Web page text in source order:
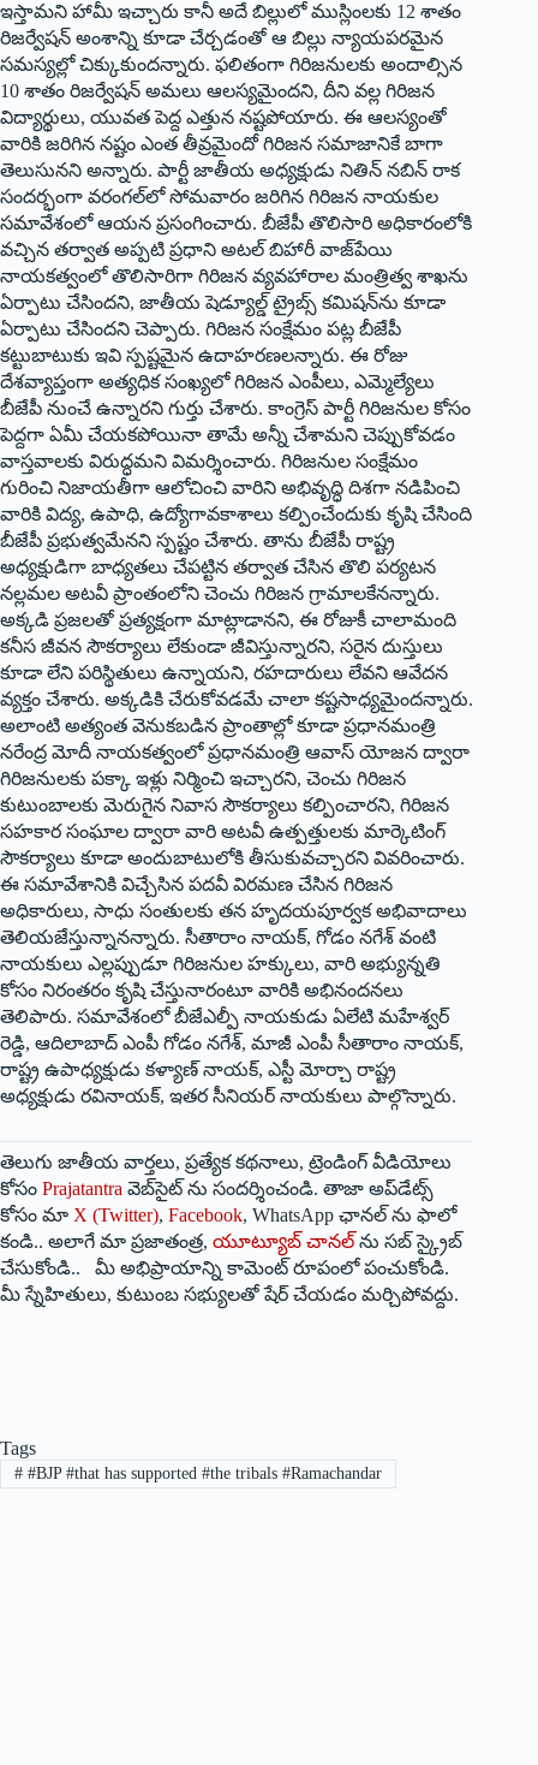
ఇస్తామని హామీ ఇచ్చారు కానీ అదే బిల్లులో ముస్లింలకు 12 శాతం
రిజర్వేషన్ అంశాన్ని కూడా చేర్చడంతో ఆ బిల్లు న్యాయపరమైన
సమస్యల్లో చిక్కుకుందన్నారు. ఫలితంగా గిరిజనులకు అందాల్సిన
10 శాతం రిజర్వేషన్ అమలు ఆలస్యమైందని, దీని వల్ల గిరిజన
విద్యార్థులు, యువత పెద్ద ఎత్తున నష్టపోయారు. ఈ ఆలస్యంతో
వారికి జరిగిన నష్టం ఎంత తీవ్రమైందో గిరిజన సమాజానికే బాగా
తెలుసునని అన్నారు. పార్టీ జాతీయ అధ్యక్షుడు నితిన్ నబిన్ రాక
సందర్భంగా వరంగల్‌లో సోమవారం జరిగిన గిరిజన నాయకుల
సమావేశంలో ఆయన ప్రసంగించారు. బీజేపీ తొలిసారి అధికారంలోకి
వచ్చిన తర్వాత అప్పటి ప్రధాని అటల్ బిహారీ వాజ్‌పేయి
నాయకత్వంలో తొలిసారిగా గిరిజన వ్యవహారాల మంత్రిత్వ శాఖను
ఏర్పాటు చేసిందని, జాతీయ షెడ్యూల్డ్ ట్రైబ్స్ కమిషన్‌ను కూడా
ఏర్పాటు చేసిందని చెప్పారు. గిరిజన సంక్షేమం పట్ల బీజేపీ
కట్టుబాటుకు ఇవి స్పష్టమైన ఉదాహరణలన్నారు. ఈ రోజు
దేశవ్యాప్తంగా అత్యధిక సంఖ్యలో గిరిజన ఎంపీలు, ఎమ్మెల్యేలు
బీజేపీ నుంచే ఉన్నారని గుర్తు చేశారు. కాంగ్రెస్ పార్టీ గిరిజనుల కోసం
పెద్దగా ఏమీ చేయకపోయినా తామే అన్నీ చేశామని చెప్పుకోవడం
వాస్తవాలకు విరుద్ధమని విమర్శించారు. గిరిజనుల సంక్షేమం
గురించి నిజాయతీగా ఆలోచించి వారిని అభివృద్ధి దిశగా నడిపించి
వారికి విద్య, ఉపాధి, ఉద్యోగావకాశాలు కల్పించేందుకు కృషి చేసింది
బీజేపీ ప్రభుత్వమేనని స్పష్టం చేశారు. తాను బీజేపీ రాష్ట్ర
అధ్యక్షుడిగా బాధ్యతలు చేపట్టిన తర్వాత చేసిన తొలి పర్యటన
నల్లమల అటవీ ప్రాంతంలోని చెంచు గిరిజన గ్రామాలకేనన్నారు.
అక్కడి ప్రజలతో ప్రత్యక్షంగా మాట్లాడానని, ఈ రోజుకీ చాలామంది
కనీస జీవన సౌకర్యాలు లేకుండా జీవిస్తున్నారని, సరైన దుస్తులు
కూడా లేని పరిస్థితులు ఉన్నాయని, రహదారులు లేవని ఆవేదన
వ్యక్తం చేశారు. అక్కడికి చేరుకోవడమే చాలా కష్టసాధ్యమైందన్నారు.
అలాంటి అత్యంత వెనుకబడిన ప్రాంతాల్లో కూడా ప్రధానమంత్రి
నరేంద్ర మోదీ నాయకత్వంలో ప్రధానమంత్రి ఆవాస్ యోజన ద్వారా
గిరిజనులకు పక్కా ఇళ్లు నిర్మించి ఇచ్చారని, చెంచు గిరిజన
కుటుంబాలకు మెరుగైన నివాస సౌకర్యాలు కల్పించారని, గిరిజన
సహకార సంఘాల ద్వారా వారి అటవీ ఉత్పత్తులకు మార్కెటింగ్
సౌకర్యాలు కూడా అందుబాటులోకి తీసుకువచ్చారని వివరించారు.
ఈ సమావేశానికి విచ్చేసిన పదవీ విరమణ చేసిన గిరిజన
అధికారులు, సాధు సంతులకు తన హృదయపూర్వక అభివాదాలు
తెలియజేస్తున్నానన్నారు. సీతారాం నాయక్, గోడం నగేశ్ వంటి
నాయకులు ఎల్లప్పుడూ గిరిజనుల హక్కులు, వారి అభ్యున్నతి
కోసం నిరంతరం కృషి చేస్తునారంటూ వారికి అభినందనలు
తెలిపారు. సమావేశంలో బీజేఎల్పీ నాయకుడు ఏలేటి మహేశ్వర్
రెడ్డి, ఆదిలాబాద్ ఎంపీ గోడం నగేశ్, మాజీ ఎంపీ సీతారాం నాయక్,
రాష్ట్ర ఉపాధ్యక్షుడు కళ్యాణ్ నాయక్, ఎస్టీ మోర్చా రాష్ట్ర
అధ్యక్షుడు రవినాయక్, ఇతర సీనియర్ నాయకులు పాల్గొన్నారు.
తెలుగు జాతీయ వార్తలు, ప్రత్యేక కథనాలు, ట్రెండింగ్ వీడియోలు
కోసం Prajatantra వెబ్‌సైట్ ను సందర్శించండి. తాజా అప్‌డేట్స్
కోసం మా X (Twitter), Facebook, WhatsApp ఛానల్ ను ఫాలో
కండి.. అలాగే మా ప్రజాతంత్ర, యూట్యూబ్ చానల్ ను సబ్ స్క్రైబ్
చేసుకోండి.. మీ అభిప్రాయాన్ని కామెంట్ రూపంలో పంచుకోండి.
మీ స్నేహితులు, కుటుంబ సభ్యులతో షేర్ చేయడం మర్చిపోవద్దు.
Tags
##BJP #that has supported #the tribals #Ramachandar